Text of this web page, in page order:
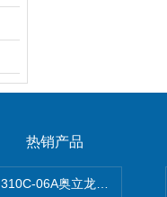
热销产品
310C-06A奥立龙实验室台式